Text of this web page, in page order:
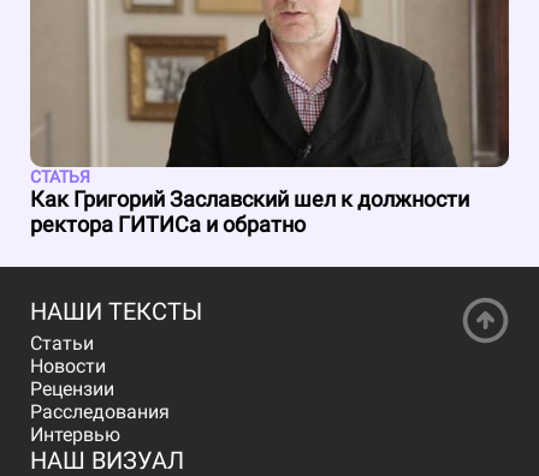
СТАТЬЯ
Как Григорий Заславский шел к должности
ректора ГИТИСа и обратно
НАШИ ТЕКСТЫ
Статьи
Новости
Рецензии
Расследования
Интервью
НАШ ВИЗУАЛ